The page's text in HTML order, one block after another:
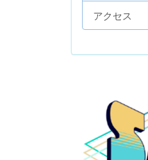
アクセス